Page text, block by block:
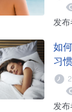
发
如
习
发